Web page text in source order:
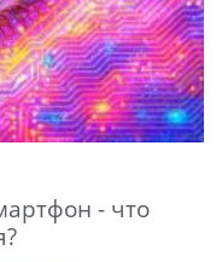
- что